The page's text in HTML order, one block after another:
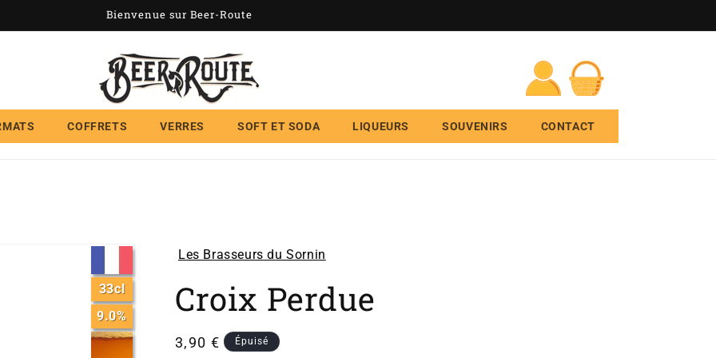
Bienvenue sur Beer-Route
COFFRETS VERRES SOFT ET SODA LIQUEURS SOUVENIRS CONTACT
ConnexionPanier
33cl
9.0%
Les Brasseurs du Sornin
Croix Perdue
Prix
3,90 € Épuisé